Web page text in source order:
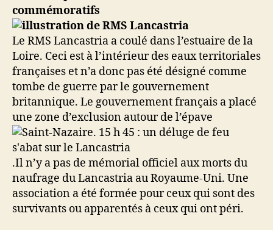
commémoratifs
Le RMS Lancastria a coulé dans l’estuaire de la
Loire. Ceci est à l’intérieur des eaux territoriales
françaises et n’a donc pas été désigné comme
tombe de guerre par le gouvernement
britannique. Le gouvernement français a placé
une zone d’exclusion autour de l’épave
.Il n’y a pas de mémorial officiel aux morts du
naufrage du Lancastria au Royaume-Uni. Une
association a été formée pour ceux qui sont des
survivants ou apparentés à ceux qui ont péri.